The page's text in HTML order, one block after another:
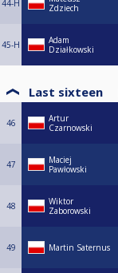
44-H
Zdziech
45-H
Adam
Działkowski
Last sixteen
46
Artur
Czarnowski
47
Maciej
Pawłowski
48
Wiktor
Zaborowski
49 Martin Saternus